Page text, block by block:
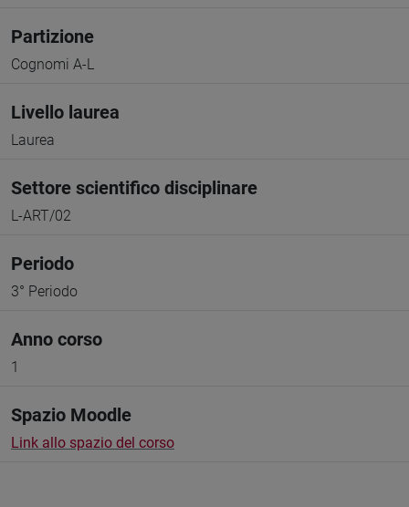
Partizione
Cognomi A-L
Livello laurea
Laurea
Settore scientifico disciplinare
L-ART/02
Periodo
3° Periodo
Anno corso
1
Spazio Moodle
Link allo spazio del corso